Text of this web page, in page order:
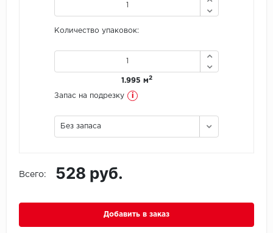
Juteks
Количество упаковок:
1.995 м2
Запас на подрезку i
Без запаса
Всего: 528 руб.
Добавить в заказ